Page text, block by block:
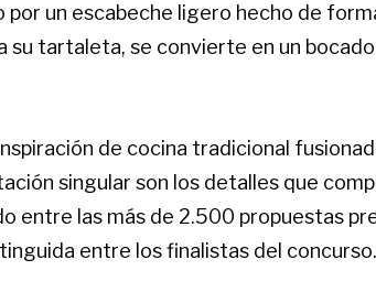
un escabeche ligero hecho de
su tartaleta, se convierte en un
de cocina tradicional
singular son los detalles que
entre las más de 2.500 propuestas
entre los finalistas del concurso.